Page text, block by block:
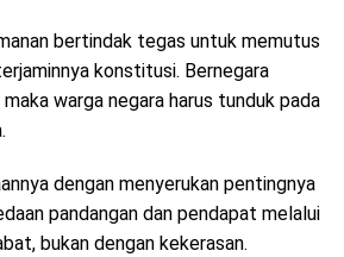
bertindak tegas untuk memutus
konstitusi. Bernegara
warga negara harus tunduk pada
dengan menyerukan pentingnya
pandangan dan pendapat melalui
bukan dengan kekerasan.